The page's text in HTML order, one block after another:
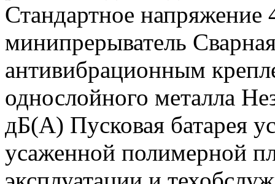
Стандартное
минипрерыватель
антивибрационным
однослойного металла
дБ(А) Пусковая батарея
усаженной полимерной